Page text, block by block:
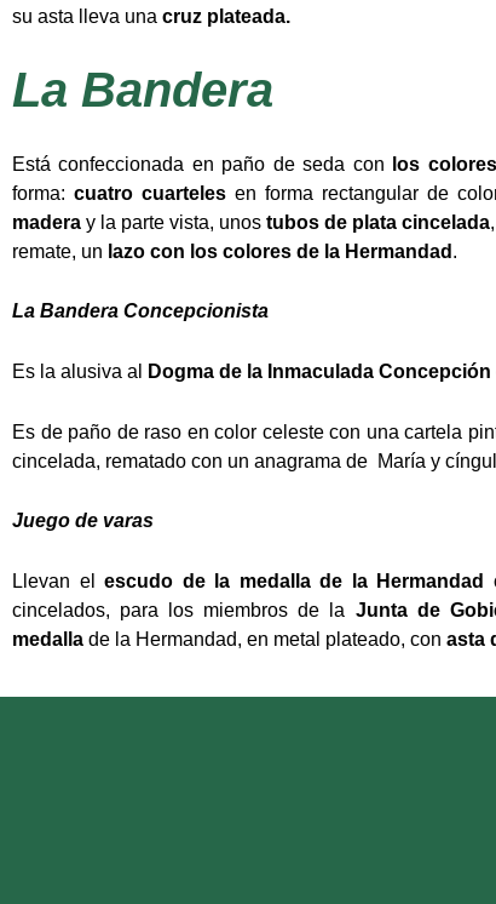
su asta lleva una cruz plateada.
La Bandera
Está confeccionada en paño de seda con los
forma: cuatro cuartelesen forma rectangular de
madera y la parte vista, unostubos de plata cincelada
remate, un lazo con los colores de la Hermandad .
La Bandera Concepcionista
Es la alusiva al Dogma de la Inmaculada Concepción
Es de paño de raso en color celeste con una cartela
cincelada, rematado con un anagrama de María y
Juego de varas
Llevan elescudo de la medalla de la Hermandad
cincelados, para los miembros de la Junta de
medalla de la Hermandad, en metal plateado, con asta